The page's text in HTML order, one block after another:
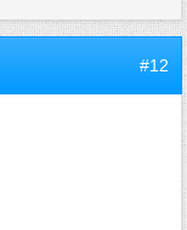
#12